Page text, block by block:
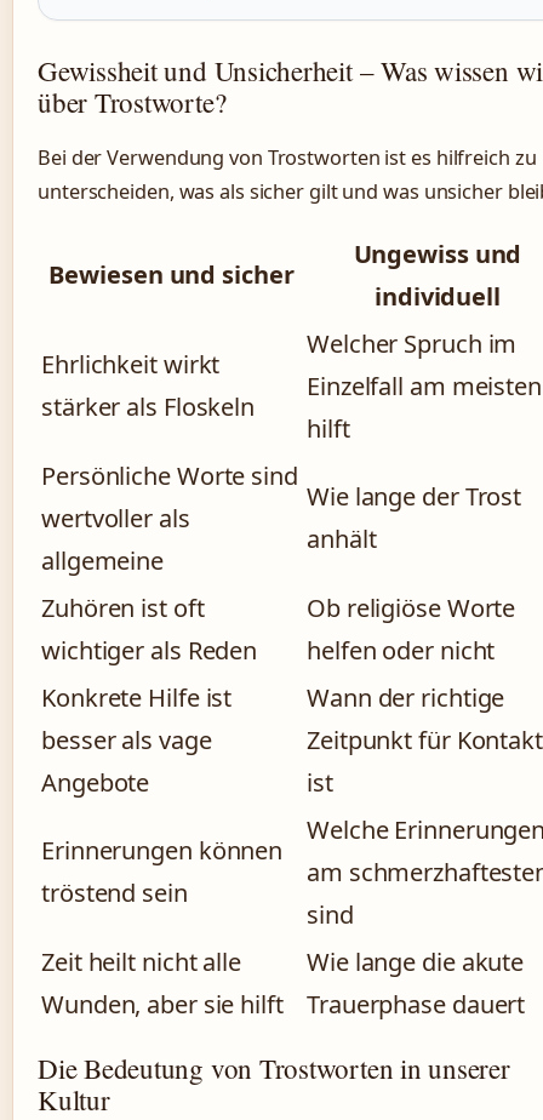
Gewissheit und Unsicherheit – Was wissen
über Trostworte?
Bei der Verwendung von Trostworten ist es hilfreich zu
unterscheiden, was als sicher gilt und was unsicher
Bewiesen und sicher
Ungewiss und
individuell
Ehrlichkeit wirkt
stärker als Floskeln
Welcher Spruch im
Einzelfall am meisten
hilft
Persönliche Worte sind
wertvoller als
allgemeine
Wie lange der Trost
anhält
Zuhören ist oft
wichtiger als Reden
Ob religiöse Worte
helfen oder nicht
Konkrete Hilfe ist
besser als vage
Angebote
Wann der richtige
Zeitpunkt für Kontakt
ist
Erinnerungen können
tröstend sein
Welche
am
sind
Zeit heilt nicht alle
Wunden, aber sie hilft
Wie lange die akute
Trauerphase dauert
Die Bedeutung von Trostworten in unserer
Kultur